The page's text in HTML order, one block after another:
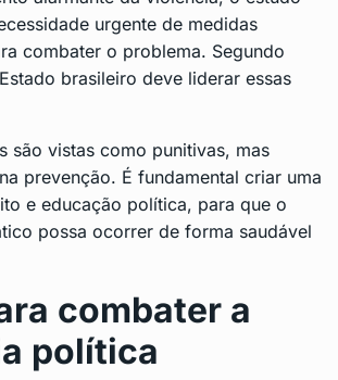
urgente de medidas
combater o problema. Segundo
brasileiro deve liderar essas
são vistas como punitivas, mas
prevenção. É fundamental criar uma
e educação política, para que o
possa ocorrer de forma saudável
combater a
política